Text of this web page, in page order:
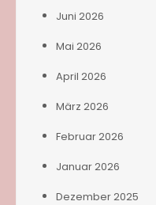
Juni 2026
Mai 2026
April 2026
März 2026
Februar 2026
Januar 2026
Dezember 2025